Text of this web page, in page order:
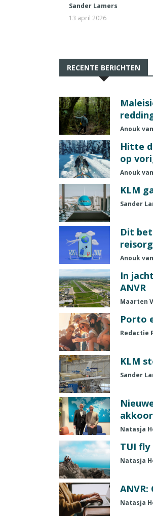
Sander Lamers
13 april 2026
RECENTE BERICHTEN
Anouk
Hitte
op
Anouk
KLM
Sander
Dit
Anouk
In
ANVR
Maarten
Porto
Redactie
KLM
Sander
Natasja
TUI fly
Natasja
Natasja